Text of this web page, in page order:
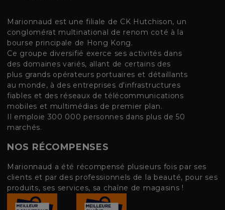
Marionnaud est une filiale de CK Hutchison, un
conglomérat multinational de renom coté à la
bourse principale de Hong Kong.
Ce groupe diversifié exerce ses activités dans
des domaines variés, allant de certains des
plus grands opérateurs portuaires et détaillants
au monde, à des entreprises d'infrastructures
fiables et des réseaux de télécommunications
mobiles et multimédias de premier plan.
Il emploie 300 000 personnes dans plus de 50
marchés.
NOS RÉCOMPENSES
Marionnaud a été récompensé plusieurs fois par ses
clients et par des professionnels de la beauté, pour ses
produits, ses services, sa chaîne de magasins !